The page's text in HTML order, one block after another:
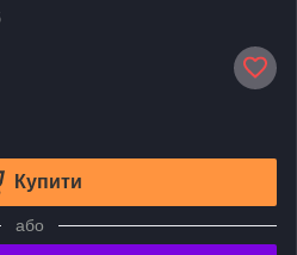
Купити
або